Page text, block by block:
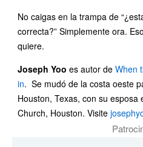
No caigas en la trampa de
correcta?” Simplemente ora.
quiere.
Joseph Yoo es autor deWhen
in. Se mudó de la costa oeste
Houston, Texas, con su esposa
Church, Houston. Visite